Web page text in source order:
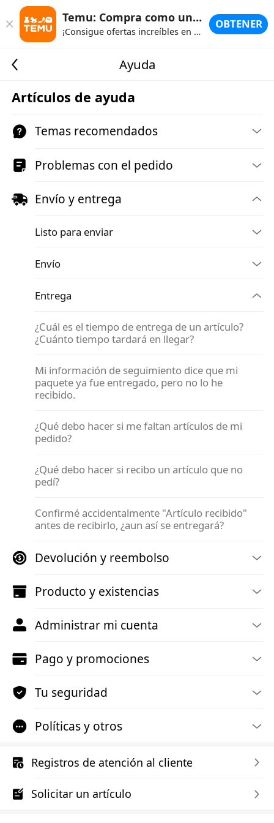
Temu: Compra como un millonario
¡Consigue ofertas increíbles en Temu!
OBTENER
Ayuda
Artículos de ayuda
Temas recomendados
Problemas con el pedido
Envío y entrega
Listo para enviar
Envío
Entrega
¿Cuál es el tiempo de entrega de un artículo?
¿Cuánto tiempo tardará en llegar?
Mi información de seguimiento dice que mi
paquete ya fue entregado, pero no lo he
recibido.
¿Qué debo hacer si me faltan artículos de mi
pedido?
¿Qué debo hacer si recibo un artículo que no
pedí?
Confirmé accidentalmente "Artículo recibido"
antes de recibirlo, ¿aun así se entregará?
Devolución y reembolso
Producto y existencias
Administrar mi cuenta
Pago y promociones
Tu seguridad
Políticas y otros
Registros de atención al cliente
Solicitar un artículo